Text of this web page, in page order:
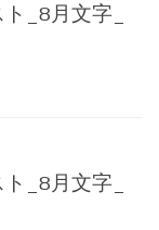
_8月文字_
_8月文字_